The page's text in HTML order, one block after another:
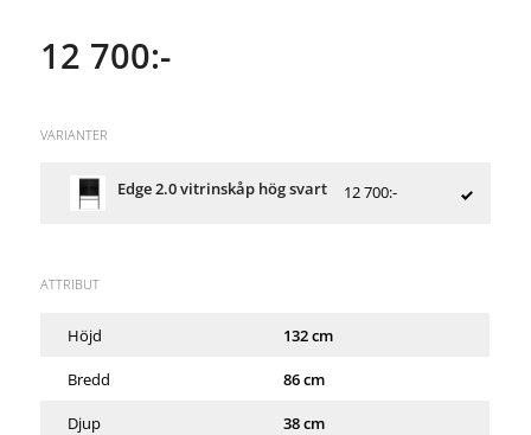
12 700:-
VARIANTER
Edge 2.0 vitrinskåp hög svart 12 700:-
ATTRIBUT
Höjd 132 cm
Bredd 86 cm
Djup 38 cm